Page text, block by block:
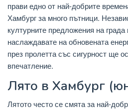
прави едно от най-добрите
Хамбург за много пътници.
културните предложения на града
наслаждавате на обновената
през пролетта със сигурност ще
впечатление.
Лято в Хамбург
Лятото често се смята за най-